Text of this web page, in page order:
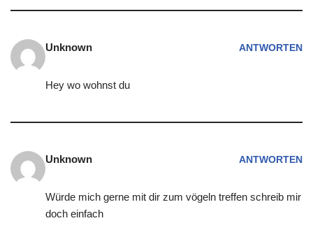
Unknown ANTWORTEN
Hey wo wohnst du
Unknown ANTWORTEN
Würde mich gerne mit dir zum vögeln treffen schreib mir
doch einfach